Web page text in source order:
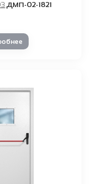
ДМП-02-1821